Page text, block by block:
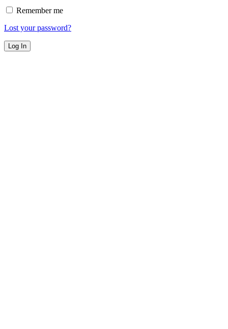
Remember me
Lost your password?